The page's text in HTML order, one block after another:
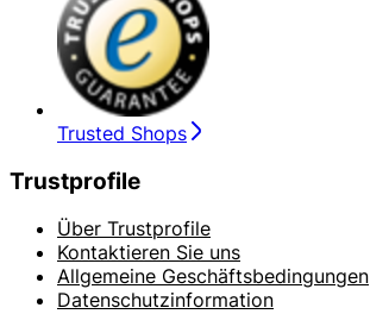
Trusted Shops
Trustprofile
Über Trustprofile
Kontaktieren Sie uns
Allgemeine Geschäftsbedingungen
Datenschutzinformation